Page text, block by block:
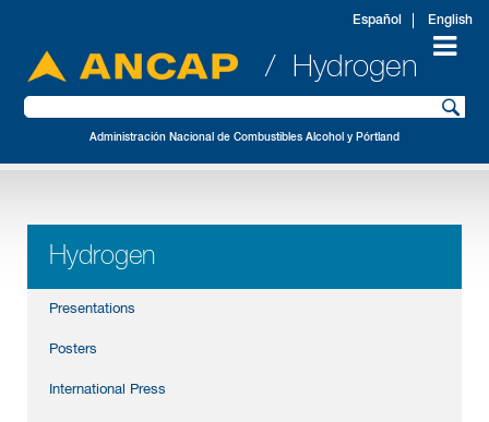
Administración Nacional de Combustibles Alcohol y Pórtland
/ Hydrogen
Español English
Hydrogen
Presentations
Posters
International Press